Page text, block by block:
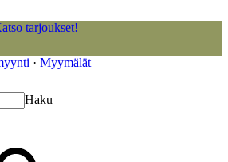
tarjoukset!
· Myymälät
Haku